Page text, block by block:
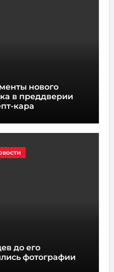
нового
в преддверии
кара
до его
фотографии